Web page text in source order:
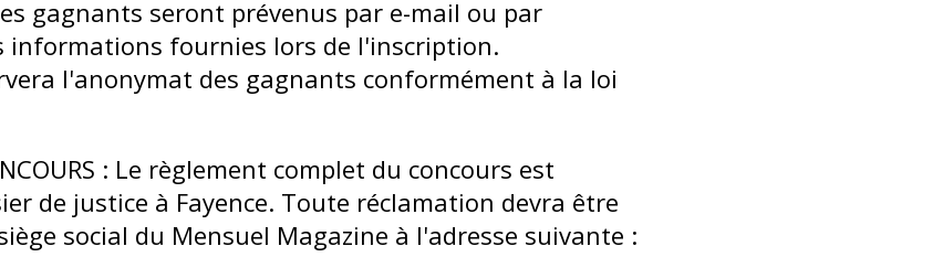
gagnants seront prévenus par e-mail ou par
informations fournies lors de l'inscription.
l'anonymat des gagnants conformément à la loi
: Le règlement complet du concours est
de justice à Fayence. Toute réclamation devra être
social du Mensuel Magazine à l'adresse suivante :